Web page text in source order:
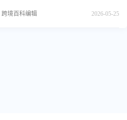
跨境百科编辑 2026-05-25